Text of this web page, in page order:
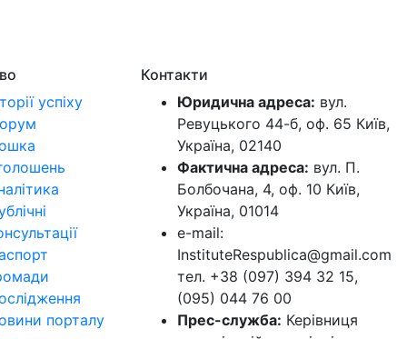
успіху
порталу
Контакти
Юридична адреса: вул.
Ревуцького 44-б, оф. 65 Київ,
Україна, 02140
Фактична адреса: вул. П.
Болбочана, 4, оф. 10 Київ,
Україна, 01014
e-mail:
InstituteRespublica@gmail.com
тел. +38 (097) 394 32 15,
(095) 044 76 00
Прес-служба: Керівниця